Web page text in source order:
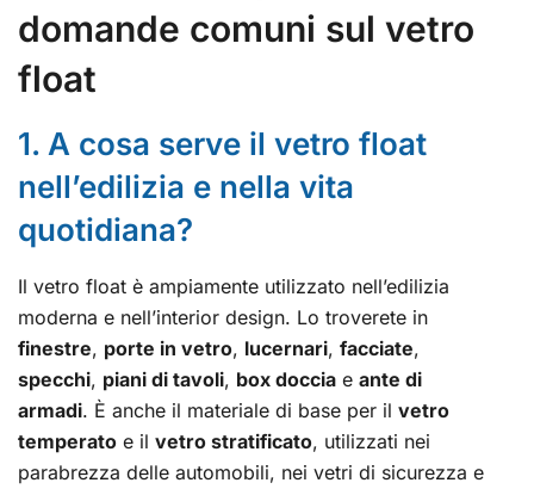
domande comuni sul vetro
float
1. A cosa serve il vetro float
nell’edilizia e nella vita
quotidiana?
Il vetro float è ampiamente utilizzato nell’edilizia
moderna e nell’interior design. Lo troverete in
finestre, porte in vetro, lucernari, facciate,
specchi, piani di tavoli, box doccia e ante di
armadi. È anche il materiale di base per il vetro
temperato e il vetro stratificato, utilizzati nei
parabrezza delle automobili, nei vetri di sicurezza e